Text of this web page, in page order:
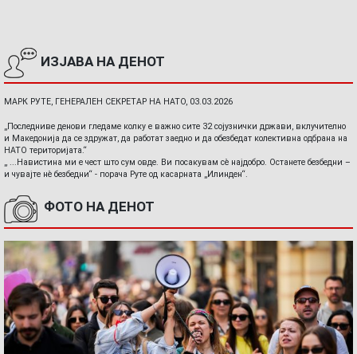
ИЗЈАВА НА ДЕНОТ
МАРК РУТЕ, ГЕНЕРАЛЕН СЕКРЕТАР НА НАТО, 03.03.2026
„Последниве денови гледаме колку е важно сите 32 сојузнички држави, вклучително
и Македонија да се здружат, да работат заедно и да обезбедат колективна одбрана на
НАТО територијата.“
„ ...Навистина ми е чест што сум овде. Ви посакувам сè најдобро. Останете безбедни –
и чувајте нè безбедни“ - порача Руте од касарната „Илинден“.
ФОТО НА ДЕНОТ